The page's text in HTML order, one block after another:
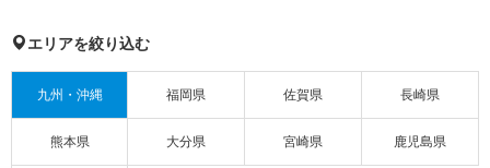
エリアを絞り込む
九州・沖縄 福岡県 佐賀県 長崎県
熊本県 大分県 宮崎県 鹿児島県